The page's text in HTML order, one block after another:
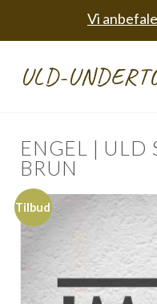
Vi
ULD-
ENGEL | ULD
BRUN
Tilbud